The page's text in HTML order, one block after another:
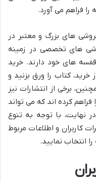
فراهم می آورد.
های بزرگ و معتبر در
های تخصصی در زمینه
های خود دارند. خرید
کتاب را ورق بزنید و
برخی از انتشارات نیز
کرده اند که می تواند
نهایت، با توجه به تنوع
کاربران و اطلاعات مربوط
انتخاب نمایید.